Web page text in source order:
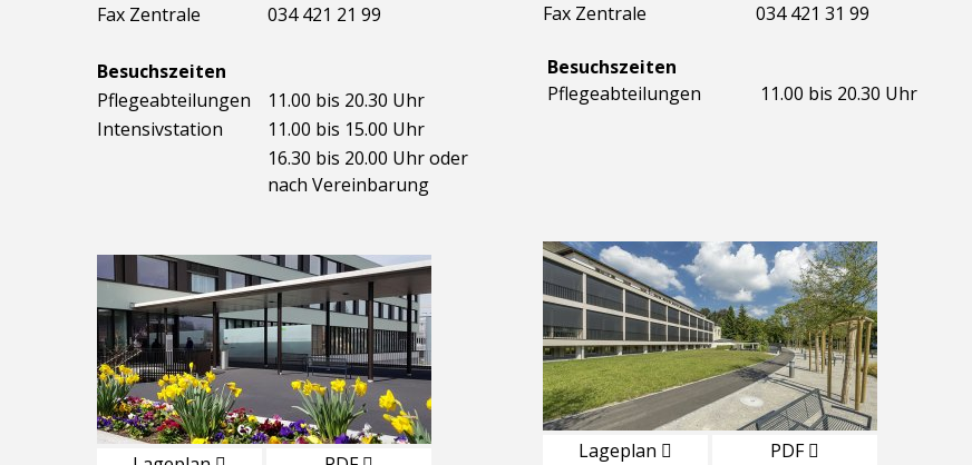
Fax Zentrale
034 421 21 99
Besuchszeiten
Pflegeabteilungen
11.00 bis 20.30 Uhr
Intensivstation
11.00 bis 15.00 Uhr
16.30 bis 20.00 Uhr oder
nach Vereinbarung
Fax Zentrale
034 421 31 99
Besuchszeiten
Pflegeabteilungen
11.00 bis 20.30 Uhr
Lageplan PDF